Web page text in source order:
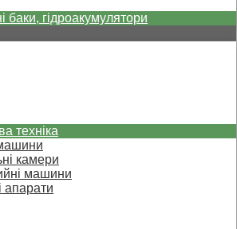
баки, гідроакумулятори
техніка
камери
машини
апарати